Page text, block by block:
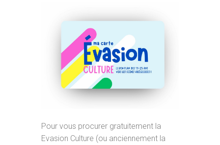
Pour vous procurer gratuitement la
Evasion Culture (ou anciennement la